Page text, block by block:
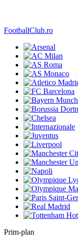
FootballClub.ro
Prim-plan